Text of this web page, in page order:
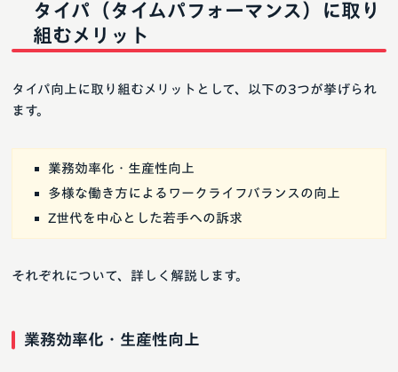
タイパ（タイムパフォーマンス）に取り
組むメリット
タイパ向上に取り組むメリットとして、以下の3つが挙げられ
ます。
業務効率化・生産性向上
多様な働き方によるワークライフバランスの向上
Z世代を中心とした若手への訴求
それぞれについて、詳しく解説します。
業務効率化・生産性向上